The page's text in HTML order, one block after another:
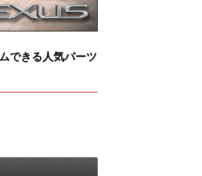
できる人気パーツ